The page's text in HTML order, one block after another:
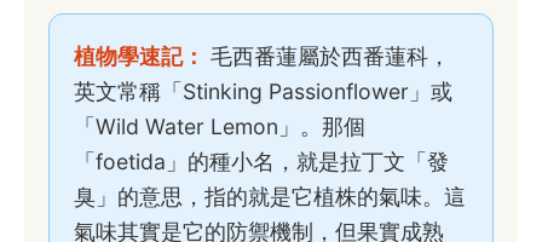
植物學速記： 毛西番蓮屬於西番蓮科，
英文常稱「Stinking Passionflower」或
「Wild Water Lemon」。那個
「foetida」的種小名，就是拉丁文「發
臭」的意思，指的就是它植株的氣味。這
氣味其實是它的防禦機制，但果實成熟